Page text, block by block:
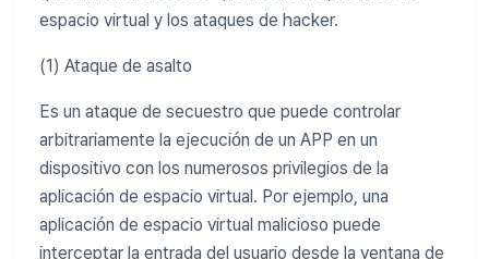
espacio virtual y los ataques de hacker.
(1) Ataque de asalto
Es un ataque de secuestro que puede controlar
arbitrariamente la ejecución de un APP en un
dispositivo con los numerosos privilegios de la
aplicación de espacio virtual. Por ejemplo, una
aplicación de espacio virtual malicioso puede
interceptar la entrada del usuario desde la ventana de